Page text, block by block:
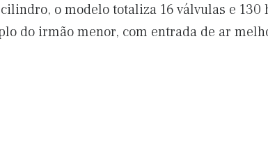
o modelo totaliza 16 válvulas e
do irmão menor, com entrada de ar